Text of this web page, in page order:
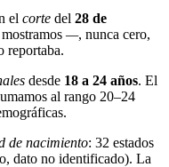
el corte del 28 de
—, nunca cero,
reportaba.
desde 18 a 24 años. El
al rango 20–24
de nacimiento: 32 estados
dato no identificado). La